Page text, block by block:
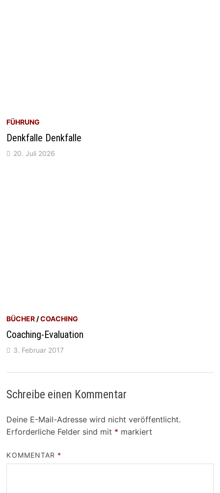
FÜHRUNG
Denkfalle Denkfalle
20. Juli 2026
BÜCHER /COACHING
Coaching-Evaluation
3. Februar 2017
Schreibe einen Kommentar
Deine E-Mail-Adresse wird nicht veröffentlicht.
Erforderliche Felder sind mit * markiert
KOMMENTAR *